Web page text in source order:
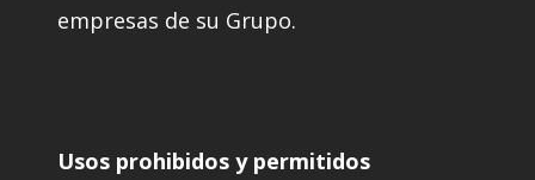
empresas de su Grupo.
Usos prohibidos y permitidos